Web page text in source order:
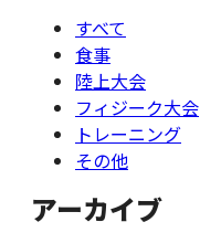
すべて
食事
陸上大会
フィジーク大会
トレーニング
その他
アーカイブ